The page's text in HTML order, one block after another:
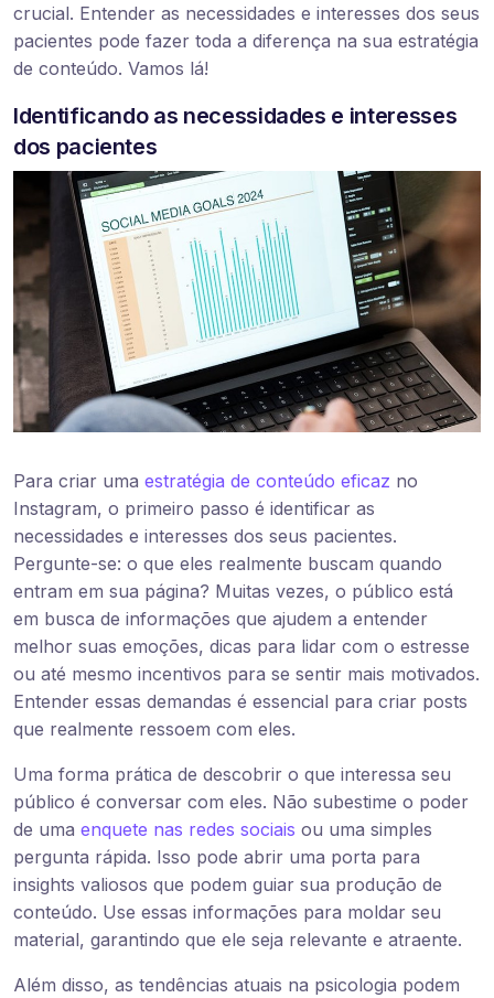
crucial. Entender as necessidades e interesses dos seus
pacientes pode fazer toda a diferença na sua estratégia
de conteúdo. Vamos lá!
Identificando as necessidades e interesses
dos pacientes
Para criar uma estratégia de conteúdo eficaz no
Instagram, o primeiro passo é identificar as
necessidades e interesses dos seus pacientes.
Pergunte-se: o que eles realmente buscam quando
entram em sua página? Muitas vezes, o público está
em busca de informações que ajudem a entender
melhor suas emoções, dicas para lidar com o estresse
ou até mesmo incentivos para se sentir mais motivados.
Entender essas demandas é essencial para criar posts
que realmente ressoem com eles.
Uma forma prática de descobrir o que interessa seu
público é conversar com eles. Não subestime o poder
de uma enquete nas redes sociais ou uma simples
pergunta rápida. Isso pode abrir uma porta para
insights valiosos que podem guiar sua produção de
conteúdo. Use essas informações para moldar seu
material, garantindo que ele seja relevante e atraente.
Além disso, as tendências atuais na psicologia podem